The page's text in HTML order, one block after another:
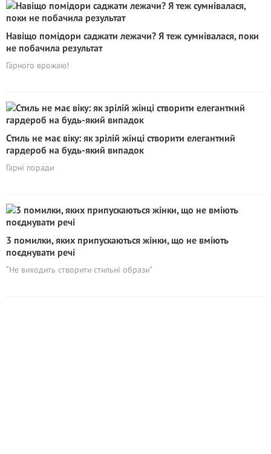
Навіщо помідори саджати лежачи? Я теж сумнівалася, поки
не побачила результат
Гарного врожаю!
Стиль не має віку: як зрілій жінці створити елегантний
гардероб на будь-який випадок
Гарні поради
3 помилки, яких припускаються жінки, що не вміють
поєднувати речі
“Не виходить створити стильні образи”